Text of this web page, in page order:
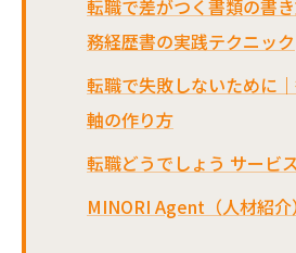
転職で差がつく書類の書
務経歴書の実践テクニック
転職で失敗しないために
軸の作り方
転職どうでしょう サービ
MINORI Agent（人材紹